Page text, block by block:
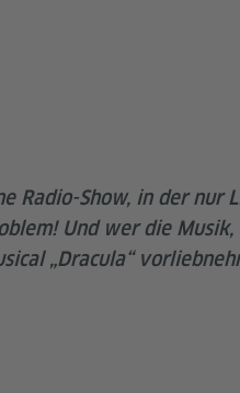
Radio-Show, in der nur
Und wer die
„Dracula“